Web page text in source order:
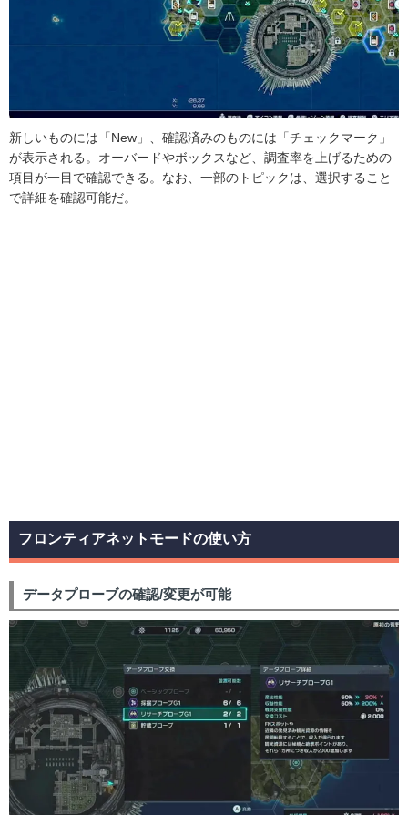
新しいものには「New」、確認済みのものには「チェックマーク」
が表示される。オーバードやボックスなど、調査率を上げるための
項目が一目で確認できる。なお、一部のトピックは、選択すること
で詳細を確認可能だ。
フロンティアネットモードの使い方
データプローブの確認/変更が可能